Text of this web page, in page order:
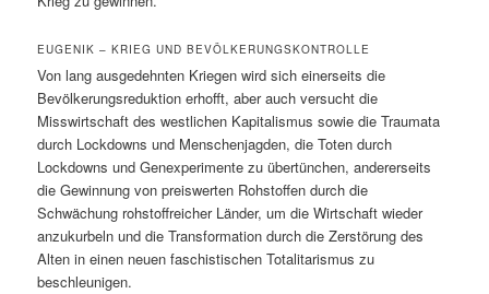
EUGENIK – KRIEG UND BEVÖLKERUNGSKONTROLLE
Von lang ausgedehnten Kriegen wird sich einerseits die
Bevölkerungsreduktion erhofft, aber auch versucht die
Misswirtschaft des westlichen Kapitalismus sowie die Traumata
durch Lockdowns und Menschenjagden, die Toten durch
Lockdowns und Genexperimente zu übertünchen, andererseits
die Gewinnung von preiswerten Rohstoffen durch die
Schwächung rohstoffreicher Länder, um die Wirtschaft wieder
anzukurbeln und die Transformation durch die Zerstörung des
Alten in einen neuen faschistischen Totalitarismus zu
beschleunigen.